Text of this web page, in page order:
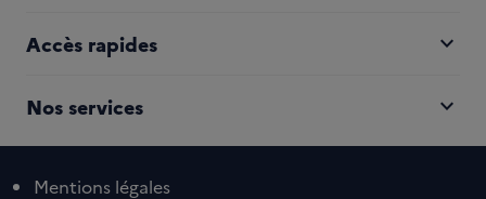
Accès rapides expand_more
Nos services expand_more
Mentions légales